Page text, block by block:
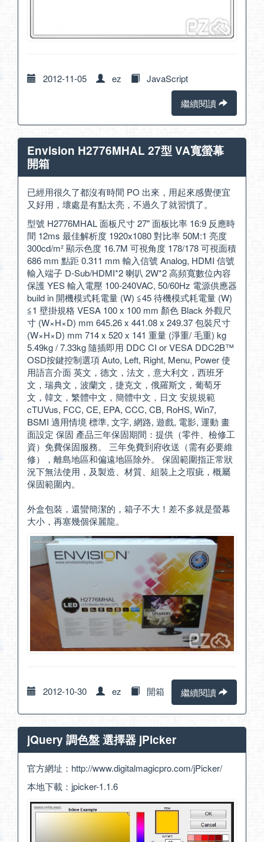
2012-11-05 ez
JavaScript
繼續閱讀
Envision H2776MHAL 27型 VA寬螢幕
開箱
已經用很久了都沒有時間 PO 出來，用起來感覺便宜
又好用，壞處是有點太亮，不過久了就習慣了。
型號 H2776MHAL 面板尺寸 27" 面板比率 16:9 反應時
間 12ms 最佳解析度 1920x1080 對比率 50M:1 亮度
300cd/m² 顯示色度 16.7M 可視角度 178/178 可視面積
686 mm 點距 0.311 mm 輸入信號 Analog, HDMI 信號
輸入端子 D-Sub/HDMI*2 喇叭 2W*2 高頻寬數位內容
保護 YES 輸入電壓 100-240VAC, 50/60Hz 電源供應器
build in 開機模式耗電量 (W) ≦45 待機模式耗電量 (W)
≦1 壁掛規格 VESA 100 x 100 mm 顏色 Black 外觀尺
寸 (W×H×D) mm 645.26 x 441.08 x 249.37 包裝尺寸
(W×H×D) mm 714 x 520 x 141 重量 (淨重/ 毛重) kg
5.49kg / 7.33kg 隨插即用 DDC CI or VESA DDC2B™
OSD按鍵控制選項 Auto, Left, Right, Menu, Power 使
用語言介面 英文，德文，法文，意大利文，西班牙
文，瑞典文，波蘭文，捷克文，俄羅斯文，葡萄牙
文，韓文，繁體中文，簡體中文，日文 安規規範
cTUVus, FCC, CE, EPA, CCC, CB, RoHS, Win7,
BSMI 適用情境 標準, 文字, 網路, 遊戲, 電影, 運動 畫
面設定 保固 產品三年保固期間：提供（零件、檢修工
資）免費保固服務。 三年免費到府收送（需有必要維
修），離島地區和偏遠地區除外。 保固範圍指正常狀
況下無法使用，及製造、材質、組裝上之瑕疵，概屬
保固範圍內。
外盒包裝，還蠻簡潔的，箱子不大！差不多就是螢幕
大小，再塞幾個保麗龍。
2012-10-30 ez 開箱 繼續閱讀
jQuery 調色盤 選擇器 jPicker
官方網址： http://www.digitalmagicpro.com/jPicker/
本地下載： jpicker-1.1.6